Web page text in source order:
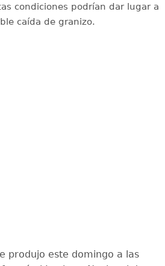
condiciones podrían dar lugar a
caída de granizo.
produjo este domingo a las